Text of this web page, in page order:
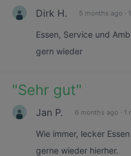
Dirk H. 5 months ago ·
Essen, Service und
gern wieder
"Sehr gut"
Jan P. 6 months ago · 1
Wie immer, lecker
gerne wieder hierher.